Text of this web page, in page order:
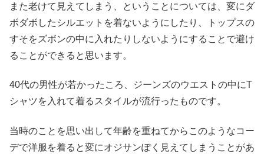
また老けて見えてしまう、ということについては、変にダ
ボダボしたシルエットを着ないようにしたり、トップスの
すそをズボンの中に入れたりしないようにすることで避け
ることができると思います。
40代の男性が若かったころ、ジーンズのウエストの中にT
シャツを入れて着るスタイルが流行ったものです。
当時のことを思い出して年齢を重ねてからこのようなコー
デで洋服を着ると変にオジサンぽく見えてしまうことがあ